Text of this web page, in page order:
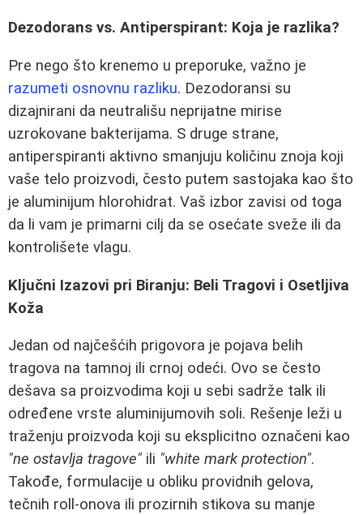
Dezodorans vs. Antiperspirant: Koja je razlika?
Pre nego što krenemo u preporuke, važno je
razumeti osnovnu razliku. Dezodoransi su
dizajnirani da neutrališu neprijatne mirise
uzrokovane bakterijama. S druge strane,
antiperspiranti aktivno smanjuju količinu znoja koji
vaše telo proizvodi, često putem sastojaka kao što
je aluminijum hlorohidrat. Vaš izbor zavisi od toga
da li vam je primarni cilj da se osećate sveže ili da
kontrolišete vlagu.
Ključni Izazovi pri Biranju: Beli Tragovi i Osetljiva
Koža
Jedan od najčešćih prigovora je pojava belih
tragova na tamnoj ili crnoj odeći. Ovo se često
dešava sa proizvodima koji u sebi sadrže talk ili
određene vrste aluminijumovih soli. Rešenje leži u
traženju proizvoda koji su eksplicitno označeni kao
"ne ostavlja tragove" ili "white mark protection".
Takođe, formulacije u obliku providnih gelova,
tečnih roll-onova ili prozirnih stikova su manje